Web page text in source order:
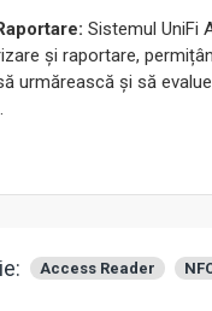
Sistemul UniFi
și raportare,
urmărească și să
Access Reader